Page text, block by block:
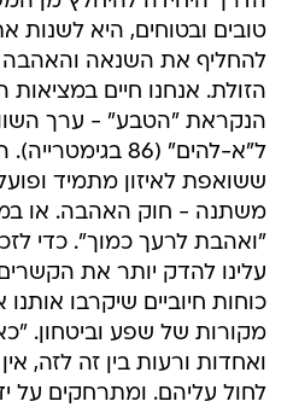
טובים ובטוחים, היא
להחליף את השנאה
הזולת. אנחנו חיים
הנקראת "הטבע" - ערך
ל"א-להים" (86
ששואפת לאיזון מתמיד
משתנה - חוק האהבה. או
"ואהבת לרעך כמוך". כדי
עלינו להדק יותר את הקשרים
כוחות חיוביים שיקרבו אותנו
מקורות של שפע וביטחון.
ואחדות ורעות בין זה לזה,
לחול עליהם. ומתרחקים על